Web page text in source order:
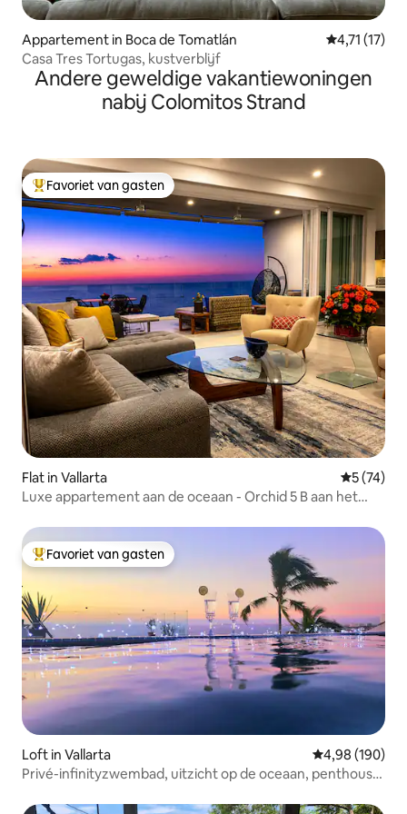
Appartement in Boca de Tomatlán Gemiddelde
4,71 (17)
Casa Tres Tortugas, kustverblijf
Andere geweldige vakantiewoningen
nabij Colomitos Strand
Topfavoriet van gasten
Favoriet van gasten
Flat in Vallarta
5 (74)
Luxe appartement aan de oceaan - Orchid 5 B aan het
Topfavoriet van gasten
Favoriet van gasten
Loft in Vallarta Gemiddelde
4,98 (190)
Privé-infinityzwembad, uitzicht op de oceaan, penthouse,